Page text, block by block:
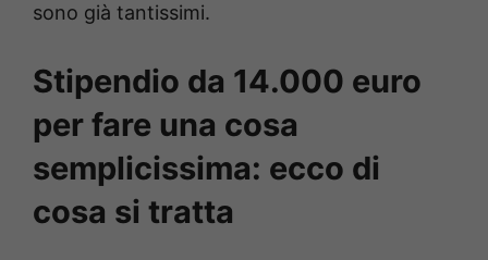
sono già tantissimi.
Stipendio da 14.000 euro
per fare una cosa
semplicissima: ecco di
cosa si tratta